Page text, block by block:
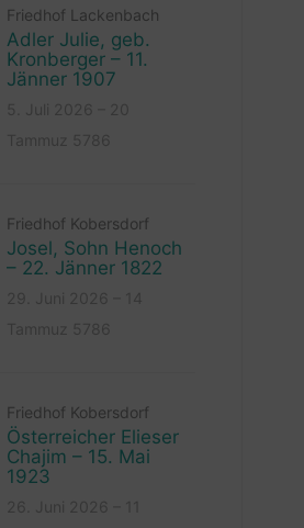
Friedhof Lackenbach
Adler Julie, geb.
Kronberger – 11.
Jänner 1907
Friedhof Kobersdorf
Josel, Sohn Henoch
– 22. Jänner 1822
Friedhof Kobersdorf
Österreicher Elieser
Chajim – 15. Mai
1923